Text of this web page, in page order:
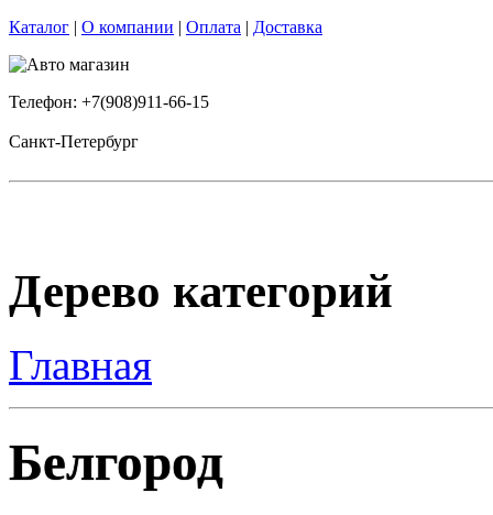
Каталог | О компании | Оплата | Доставка
Телефон: +7(908)911-66-15
Санкт-Петербург
Дерево категорий
Главная
Белгород